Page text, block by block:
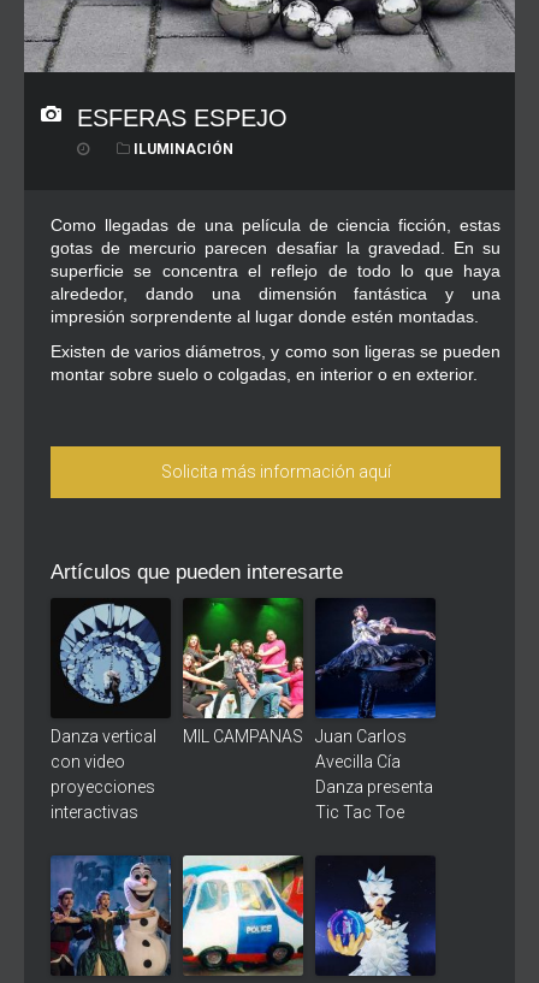
ESFERAS ESPEJO
ILUMINACIÓN
Como llegadas de una película de ciencia ficción, estas
gotas de mercurio parecen desafiar la gravedad. En su
superficie se concentra el reflejo de todo lo que haya
alrededor, dando una dimensión fantástica y una
impresión sorprendente al lugar donde estén montadas.
Existen de varios diámetros, y como son ligeras se pueden
montar sobre suelo o colgadas, en interior o en exterior.
Solicita más información aquí
Artículos que pueden interesarte
Danza vertical
con video
proyecciones
interactivas
MIL CAMPANAS
Juan Carlos
Avecilla Cía
Danza presenta
Tic Tac Toe